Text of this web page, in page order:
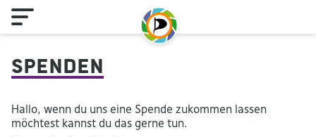
Spenden
Hallo, wenn du uns eine Spende zukommen lassen
möchtest kannst du das gerne tun.